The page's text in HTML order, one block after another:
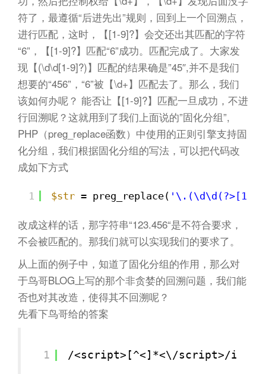
符了，最遵循“后进先出”规则，回到上一个回溯点，
进行匹配，这时，【[1-9]?】会交还出其匹配的字符
“6”，【[1-9]?】匹配“6”成功。匹配完成了。大家发
现【(\d\d[1-9]?)】匹配的结果确是”45″,并不是我们
想要的“456”，“6”被【\d+】匹配去了。那么，我们
该如何办呢？ 能否让【[1-9]?】匹配一旦成功，不进
行回溯呢？这就用到了我们上面说的”固化分组”,
PHP（preg_replace函数）中使用的正则引擎支持固
化分组，我们根据固化分组的写法，可以把代码改
成如下方式
1 $str = preg_replace( '\.(\d\d(?>[1-
改成这样的话，那字符串“123.456“是不符合要求，
不会被匹配的。那我们就可以实现我们的要求了。
从上面的例子中，知道了固化分组的作用，那么对
于鸟哥BLOG上写的那个非贪婪的回溯问题，我们能
否也对其改造，使得其不回溯呢？
先看下鸟哥给的答案
1 /<script>[^<]*<\/script>/is